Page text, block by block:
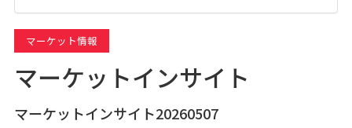
マーケット情報
マーケットインサイト
マーケットインサイト20260507